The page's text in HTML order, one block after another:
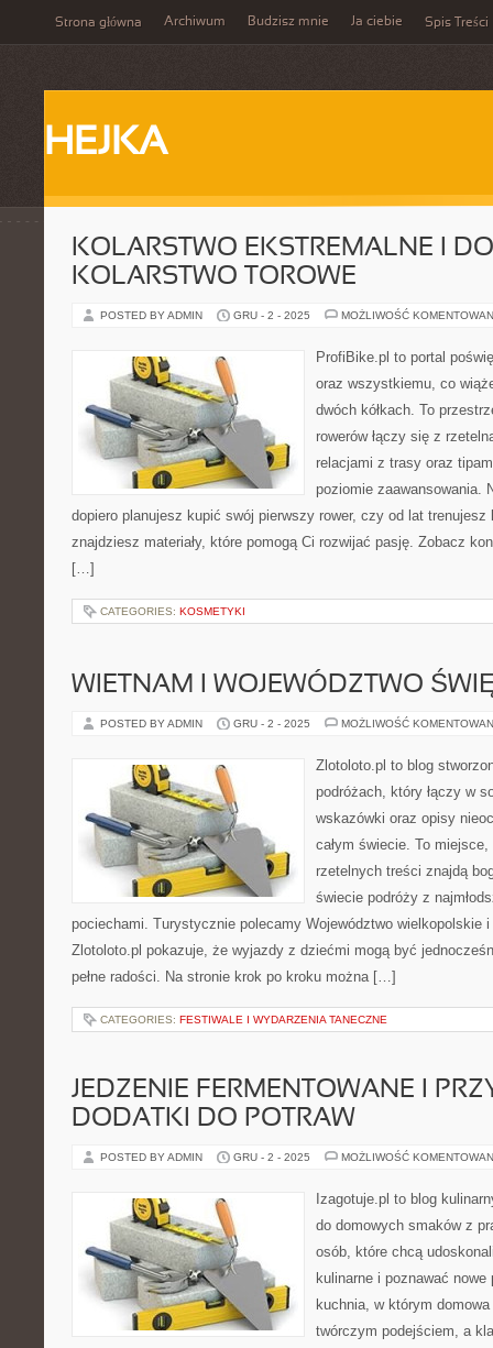
Strona główna Archiwum Budzisz mnie Ja ciebie Spis Treści
HEJKA
KOLARSTWO EKSTREMALNE I
KOLARSTWO TOROWE
POSTED BY ADMIN GRU - 2 - 2025 MOŻLIWOŚĆ
ProfiBike.pl to portal
oraz wszystkiemu, co
dwóch kółkach. To
rowerów łączy się z
relacjami z trasy oraz
poziomie zaawansowania.
dopiero planujesz kupić swój pierwszy rower, czy od lat
znajdziesz materiały, które pomogą Ci rozwijać pasję. Zobacz
[…]
CATEGORIES: KOSMETYKI
WIETNAM I WOJEWÓDZTWO
POSTED BY ADMIN GRU - 2 - 2025 MOŻLIWOŚĆ
Zlotoloto.pl to blog
podróżach, który łączy w
wskazówki oraz opisy
całym świecie. To
rzetelnych treści znajdą
świecie podróży z
pociechami. Turystycznie polecamy Województwo wielkopolskie
Zlotoloto.pl pokazuje, że wyjazdy z dziećmi mogą być
pełne radości. Na stronie krok po kroku można […]
CATEGORIES: FESTIWALE I WYDARZENIA TANECZNE
JEDZENIE FERMENTOWANE I
DODATKI DO POTRAW
POSTED BY ADMIN GRU - 2 - 2025 MOŻLIWOŚĆ
Izagotuje.pl to blog
do domowych smaków z
osób, które chcą
kulinarne i poznawać nowe
kuchnia, w którym
twórczym podejściem, a